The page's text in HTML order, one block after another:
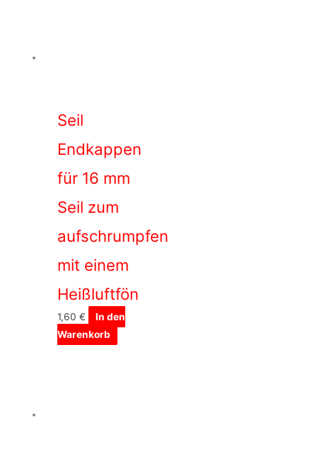
Seil
Endkappen
für 16 mm
Seil zum
aufschrumpfen
mit einem
Heißluftfön
1,60€
In den
Warenkorb